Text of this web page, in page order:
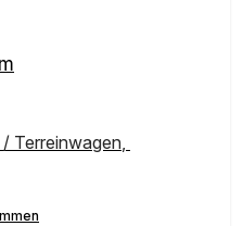
Terreinwagen,